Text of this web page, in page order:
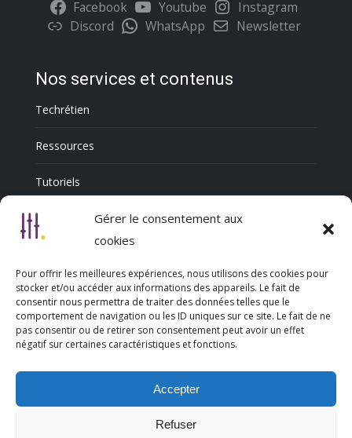
Gérer le consentement aux
cookies
Pour offrir les meilleures expériences, nous utilisons des cookies pour
stocker et/ou accéder aux informations des appareils. Le fait de
consentir nous permettra de traiter des données telles que le
comportement de navigation ou les ID uniques sur ce site. Le fait de ne
pas consentir ou de retirer son consentement peut avoir un effet
négatif sur certaines caractéristiques et fonctions.
Accepter
Refuser
Facebook Youtube
Instagram
Discord
WhatsApp Newsletter
Nos services et contenus
Techrétien
Ressources
Tutoriels
Annuaire Professionnel
Nous découvrir
Qui sommes-nous
L’association Trésorsmédia
Politique de cookies (UE)